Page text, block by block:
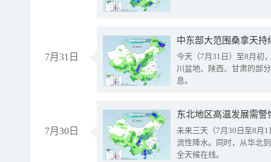
7月31日
中东部大范围桑拿天
今天（7月31日）至8月初
川盆地、陕西、甘肃的部
息。
7月30日
东北地区高温发展需
未来三天（7月30日至8月
流性降水。同时，从华北
全天候在线。